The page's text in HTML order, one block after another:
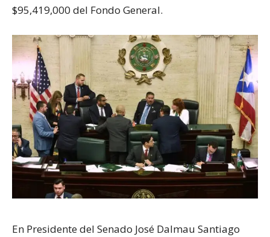
$95,419,000 del Fondo General.
En Presidente del Senado José Dalmau Santiago